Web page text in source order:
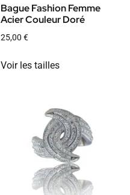
Bague Fashion Femme
Acier Couleur Doré
25,00 €
Voir les tailles